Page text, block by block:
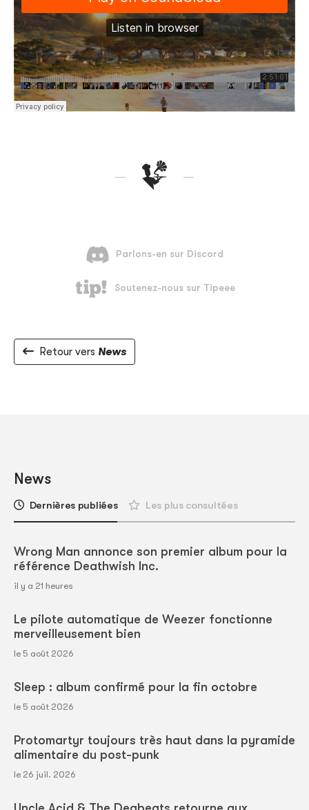
Retour vers News
News
Dernières publiées Les plus consultées
Wrong Man annonce son premier album pour la
référence Deathwish Inc.
il y a 21 heures
Le pilote automatique de Weezer fonctionne
merveilleusement bien
le 5 août 2026
Sleep : album confirmé pour la fin octobre
le 5 août 2026
Protomartyr toujours très haut dans la pyramide
alimentaire du post-punk
le 26 juil. 2026